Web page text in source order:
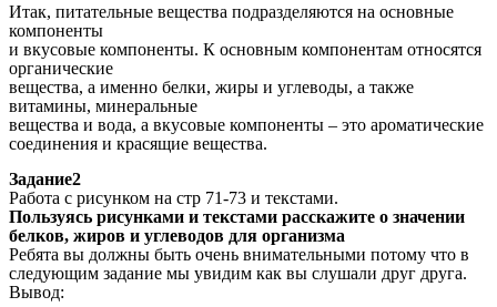
Итак, питательные вещества подразделяются на основные
компоненты
и вкусовые компоненты. К основным компонентам относятся
органические
вещества, а именно белки, жиры и углеводы, а также
витамины, минеральные
вещества и вода, а вкусовые компоненты – это ароматические
соединения и красящие вещества.
Задание2
Работа с рисунком на стр 71-73 и текстами.
Пользуясь рисунками и текстами расскажите о значении
белков, жиров и углеводов для организма
Ребята вы должны быть очень внимательными потому что в
следующим задание мы увидим как вы слушали друг друга.
Вывод: